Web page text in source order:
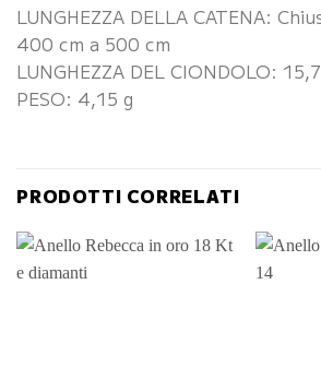
LUNGHEZZA DELLA CATENA:
400 cm a 500 cm
LUNGHEZZA DEL CIONDOLO:
PESO: 4,15 g
PRODOTTI CORRELATI